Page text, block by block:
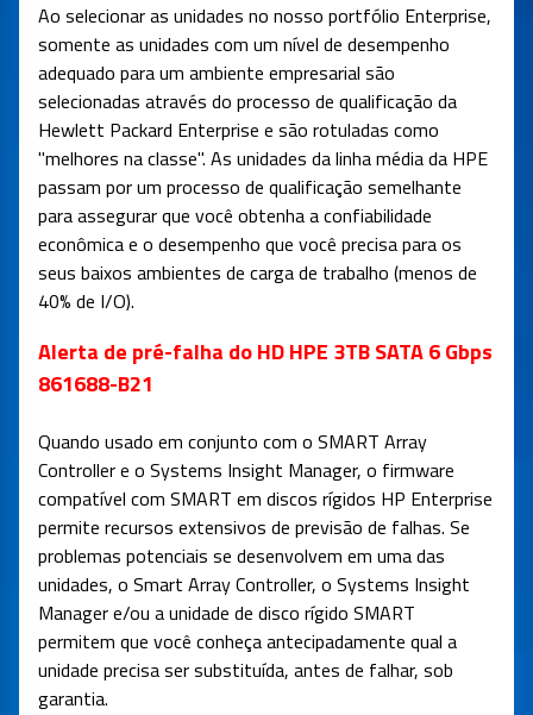
Ao selecionar as unidades no nosso portfólio Enterprise,
somente as unidades com um nível de desempenho
adequado para um ambiente empresarial são
selecionadas através do processo de qualificação da
Hewlett Packard Enterprise e são rotuladas como
"melhores na classe". As unidades da linha média da HPE
passam por um processo de qualificação semelhante
para assegurar que você obtenha a confiabilidade
econômica e o desempenho que você precisa para os
seus baixos ambientes de carga de trabalho (menos de
40% de I/O).
Alerta de pré-falha do HD HPE 3TB SATA 6 Gbps
861688-B21
Quando usado em conjunto com o SMART Array
Controller e o Systems Insight Manager, o firmware
compatível com SMART em discos rígidos HP Enterprise
permite recursos extensivos de previsão de falhas. Se
problemas potenciais se desenvolvem em uma das
unidades, o Smart Array Controller, o Systems Insight
Manager e/ou a unidade de disco rígido SMART
permitem que você conheça antecipadamente qual a
unidade precisa ser substituída, antes de falhar, sob
garantia.